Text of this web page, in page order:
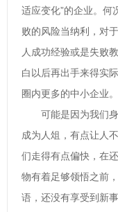
适应变化”的企业。何
败的风险当纳利，对
人成功经验或是失败
白以后再出手来得实
圈内更多的中小企业。
可能是因为我们身
成为人俎，有点让人
们走得有点偏快，在
物有着足够领悟之前
语，还没有享受到新